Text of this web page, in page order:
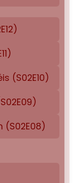
(S02E10)
(S02E08)